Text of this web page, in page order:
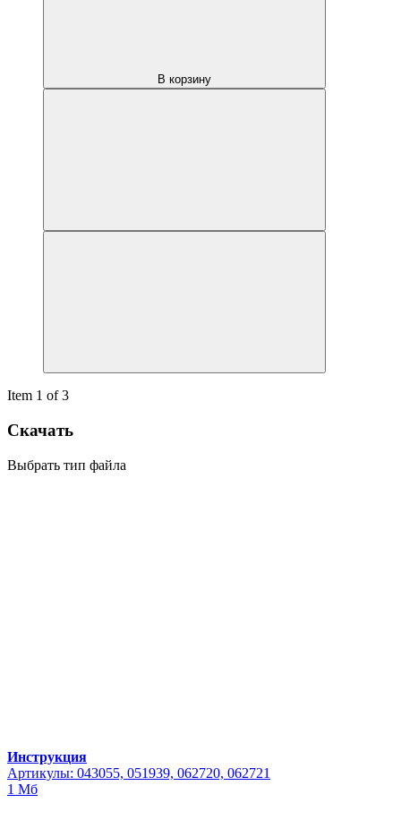
В корзину
Item 1 of 3
Скачать
Выбрать тип файла
Инструкция
Артикулы: 043055, 051939, 062720, 062721
1 Мб